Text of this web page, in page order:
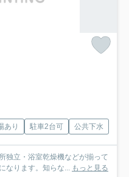
あり 駐車2台可 公共下水
独立・浴室乾燥機などが揃って
なります。知らな...
もっと見る